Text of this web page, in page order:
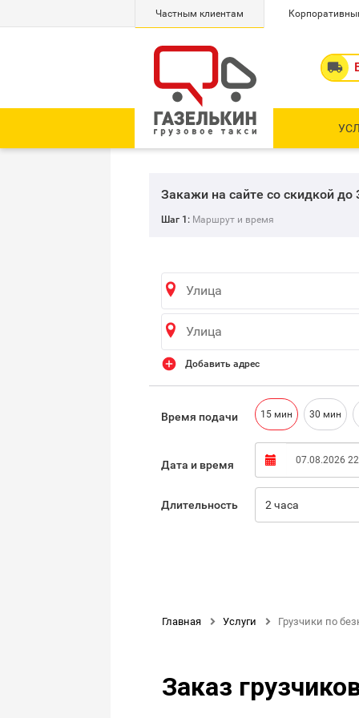

Частным клиентам
Закажи на сайте со скидкой до
Шаг 1: Маршрут и время
Добавить адрес
Время подачи 15 мин 30 мин
Дата и время
Длительность 2 часа
Главная  Услуги  Грузчики по
Заказ